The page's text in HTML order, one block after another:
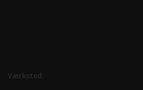
Værksted: